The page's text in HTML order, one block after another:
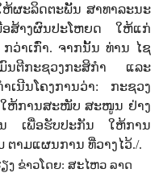
ຫ້ຜະລິດຕະພັັນ ສາທາລະນະ
ສ້າງຜົນປະໂຫຍດ ໃຫ້ແກ່
ວ່າເກົ່າ. ຈາກນັ້ນ ທ່ານ ໄຊ
ມົນຕີກະຊວງກະສິກຳ ແລະ
ເນີນໂຄງການວ່າ:
ກະຊວງ
ໃຫ້ການສະໜັບ ສະໜູນ ຢ່າງ
ນ ເພື່ອຮັບປະກັນ ໃຫ້ການ
ຕາມແຜນການ ທີ່ວາງໄວ້./.
ງ ຂ່າວໂດຍ: ສະໄຫວ ລາດ